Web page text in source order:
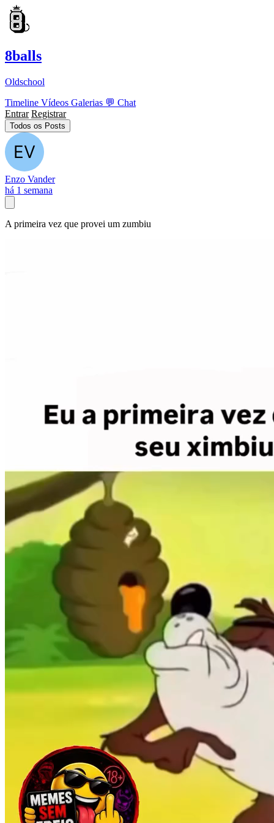
8balls
Oldschool
Timeline Vídeos Galerias 💬 Chat
Entrar Registrar
Todos os Posts
Enzo Vander
há 1 semana
A primeira vez que provei um zumbiu